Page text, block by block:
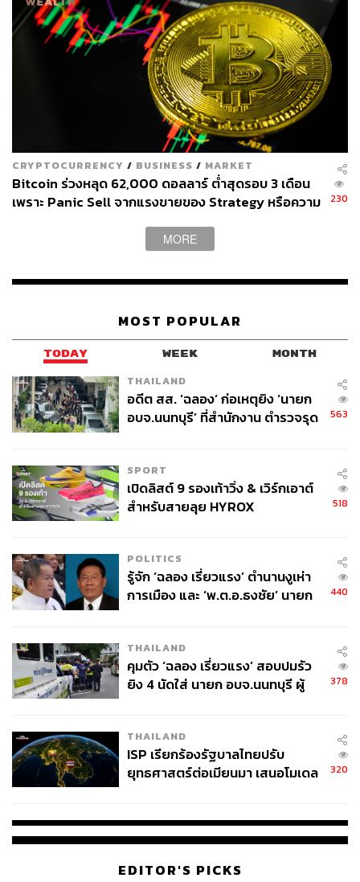
CRYPTOCURRENCY / BUSINESS / MARKET
Bitcoin ร่วงหลุด 62,000 ดอลลาร์ ต่ำสุดรอบ 3 เดือน
เพราะ Panic Sell จากแรงขายของ Strategy หรือความ
230
MORE
MOST POPULAR
TODAY WEEK MONTH
THAILAND
อดีต สส. ‘ฉลอง’ ก่อเหตุยิง ‘นายก
อบจ.นนทบุรี’ ที่สำนักงาน ตำรวจรุด
563
SPORT
เปิดลิสต์ 9 รองเท้าวิ่ง & เวิร์กเอาต์
สำหรับสายลุย HYROX
518
POLITICS
รู้จัก ‘ฉลอง เรี่ยวแรง’ ตำนานงูเห่า
การเมือง และ ‘พ.ต.อ.ธงชัย’ นายก
440
THAILAND
คุมตัว ‘ฉลอง เรี่ยวแรง’ สอบปมรัว
ยิง 4 นัดใส่ นายก อบจ.นนทบุรี ผู้
378
THAILAND
ISP เรียกร้องรัฐบาลไทยปรับ
ยุทธศาสตร์ต่อเมียนมา เสนอโมเดล
320
EDITOR'S PICKS